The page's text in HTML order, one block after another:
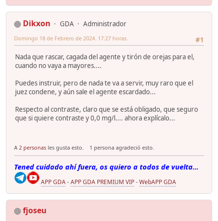
Dikxon GDA
Administrador
#1
Domingo 18 de Febrero de 2024. 17:27 horas.
Nada que rascar, cagada del agente y tirón de orejas para el,
cuando no vaya a mayores....
Puedes instruir, pero de nada te va a servir, muy raro que el
juez condene, y aún sale el agente escardado...
Respecto al contraste, claro que se está obligado, que seguro
que si quiere contraste y 0,0 mg/l.... ahora explícalo...
A 2 personas les gusta esto. 1 persona agradeció esto.
Tened cuidado ahí fuera, os quiero a todos de vuelta...
APP GDA-APP GDA PREMIUM VIP-WebAPP GDA
fjoseu